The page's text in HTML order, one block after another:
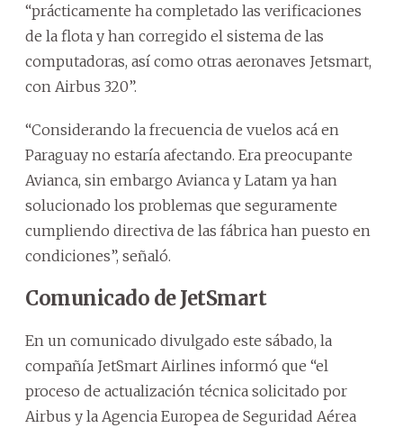
“prácticamente ha completado las verificaciones
de la flota y han corregido el sistema de las
computadoras, así como otras aeronaves Jetsmart,
con Airbus 320”.
“Considerando la frecuencia de vuelos acá en
Paraguay no estaría afectando. Era preocupante
Avianca, sin embargo Avianca y Latam ya han
solucionado los problemas que seguramente
cumpliendo directiva de las fábrica han puesto en
condiciones”, señaló.
Comunicado de JetSmart
En un comunicado divulgado este sábado, la
compañía JetSmart Airlines informó que “el
proceso de actualización técnica solicitado por
Airbus y la Agencia Europea de Seguridad Aérea